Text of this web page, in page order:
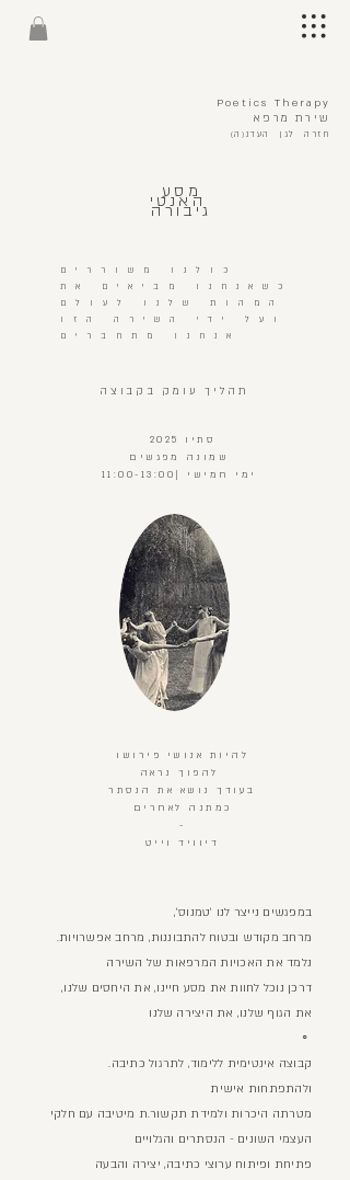
Poetics Therapy
שירת מרפא
חזרה לגן העדנ(ה)
מסע
האנטי
גיבורה
כולנו משוררים
כשאנחנו מביאים את
המהות שלנו לעולם
ועל ידי השירה הזו
תהליך עומק בקבוצה
סתיו 2025
להיות אנושי פירושו
בעודך נושא את הנסתר
כמתנה לאחרים
-
דיוויד וייט
,במפגשים נייצר לנו ׳טמנוס׳
.מרחב מקודש ובטוח להתבוננות, מרחב אפשרויות
נלמד את האכויות המרפאות של השירה
,דרכן נוכל לחוות את מסע חיינו, את היחסים שלנו
את הגוף שלנו, את היצירה שלנו
◦
.קבוצה אינטימית ללימוד, לתרגול כתיבה
ולהתפתחות אישית
מטרתה היכרות ולמידת תקשור.ת מיטיבה עם חלקי
העצמי השונים - הנסתרים והגלויים
פתיחת ופיתוח ערוצי כתיבה, יצירה והבעה